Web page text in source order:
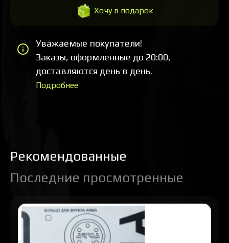
Хочу в подарок
Уважаемые покупатели!
Заказы, оформленные до 20:00,
доставляются день в день.
Подробнее
Рекомендованные
Последние просмотренные